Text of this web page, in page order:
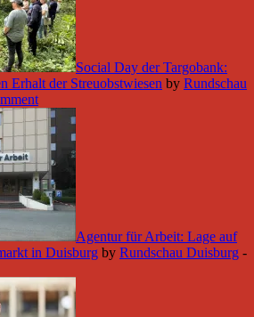
Social Day der Targobank:
Erhalt der Streuobstwiesen by Rundschau
Agentur für Arbeit: Lage auf
in Duisburg by Rundschau Duisburg -